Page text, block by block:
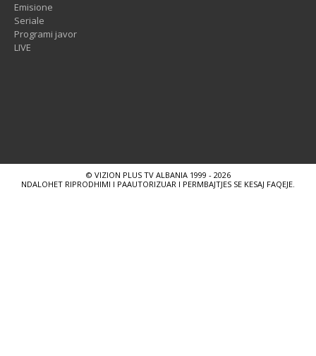
Emisione
Seriale
Programi javor
LIVE
© VIZION PLUS TV ALBANIA 1999 - 2026
NDALOHET RIPRODHIMI I PAAUTORIZUAR I PERMBAJTJES SE KESAJ FAQEJE.